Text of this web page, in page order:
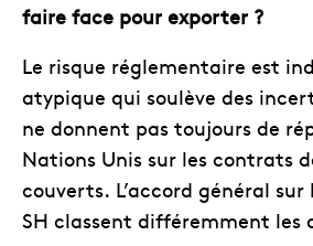
faire face pour exporter ?
Le risque réglementaire est
atypique qui soulève des
ne donnent pas toujours de
Nations Unis sur les contrats
couverts. L’accord général
SH classent différemment les